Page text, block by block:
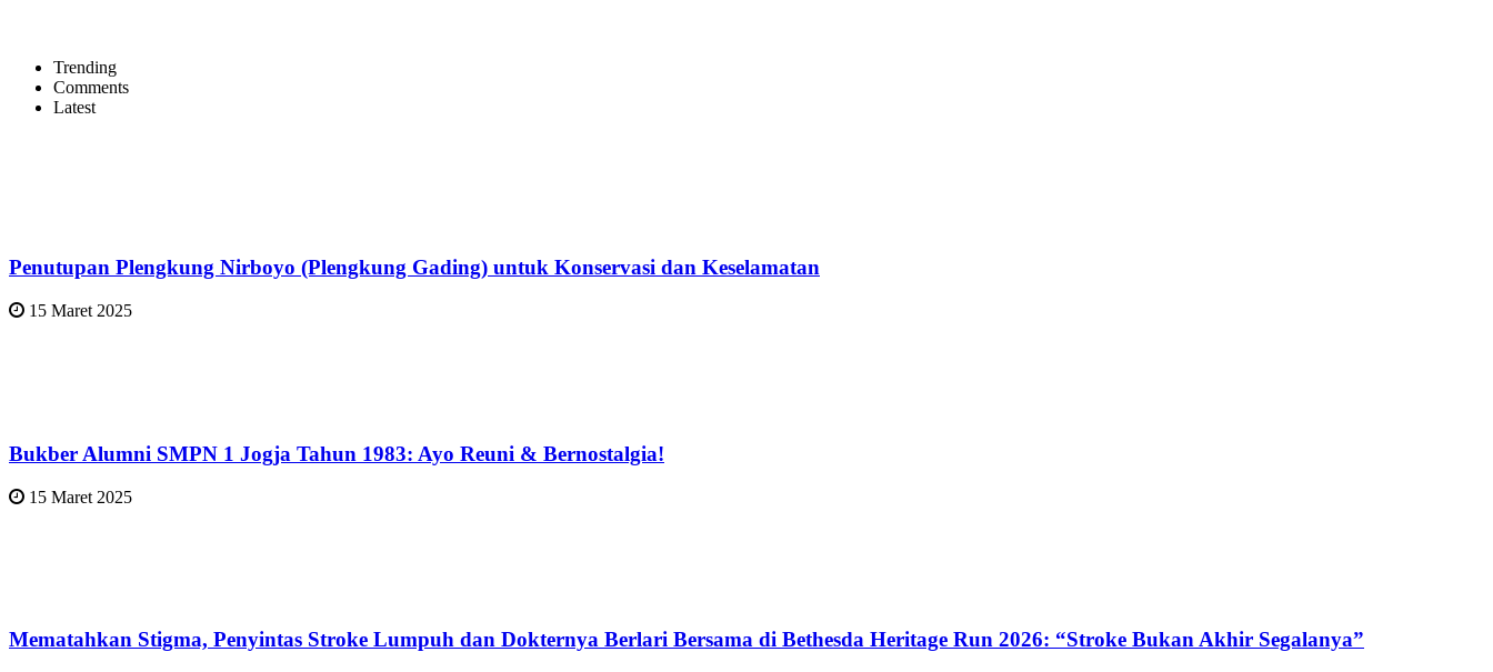
Trending
Comments
Latest
Penutupan Plengkung Nirboyo (Plengkung Gading) untuk Konservasi dan Keselamatan
15 Maret 2025
Bukber Alumni SMPN 1 Jogja Tahun 1983: Ayo Reuni & Bernostalgia!
15 Maret 2025
Mematahkan Stigma, Penyintas Stroke Lumpuh dan Dokternya Berlari Bersama di Bethesda Heritage Run 2026: “Stroke Bukan Akhir Segalanya”